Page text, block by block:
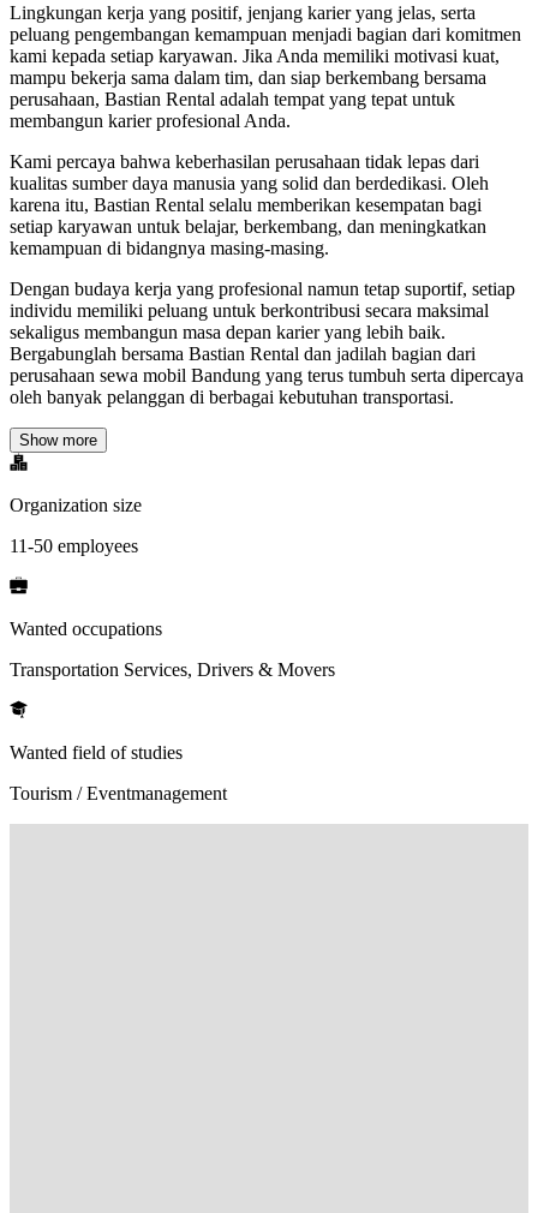
Lingkungan kerja yang positif, jenjang karier yang jelas, serta
peluang pengembangan kemampuan menjadi bagian dari komitmen
kami kepada setiap karyawan. Jika Anda memiliki motivasi kuat,
mampu bekerja sama dalam tim, dan siap berkembang bersama
perusahaan, Bastian Rental adalah tempat yang tepat untuk
membangun karier profesional Anda.
Kami percaya bahwa keberhasilan perusahaan tidak lepas dari
kualitas sumber daya manusia yang solid dan berdedikasi. Oleh
karena itu, Bastian Rental selalu memberikan kesempatan bagi
setiap karyawan untuk belajar, berkembang, dan meningkatkan
kemampuan di bidangnya masing-masing.
Dengan budaya kerja yang profesional namun tetap suportif, setiap
individu memiliki peluang untuk berkontribusi secara maksimal
sekaligus membangun masa depan karier yang lebih baik.
Bergabunglah bersama Bastian Rental dan jadilah bagian dari
perusahaan sewa mobil Bandung yang terus tumbuh serta dipercaya
oleh banyak pelanggan di berbagai kebutuhan transportasi.
Show more
Organization size
11-50 employees
Wanted occupations
Transportation Services, Drivers & Movers
Wanted field of studies
Tourism / Eventmanagement